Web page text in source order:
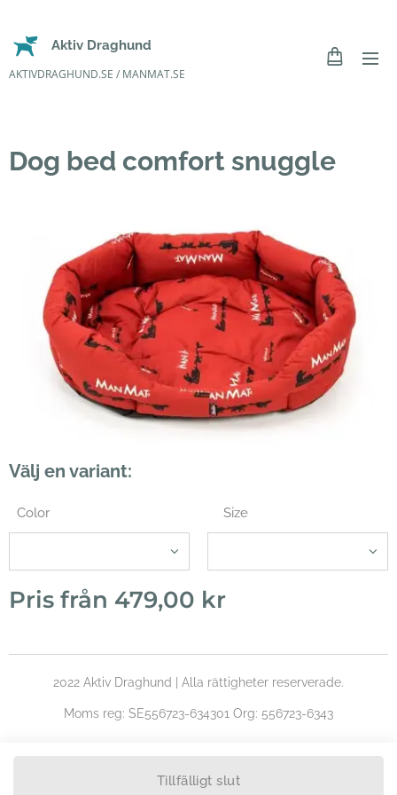
Aktiv Draghund
AKTIVDRAGHUND.SE / MANMAT.SE
Dog bed comfort snuggle
Välj en variant:
Color Size
Pris från 479,00 kr
Tillfälligt slut
2022 Aktiv Draghund | Alla rättigheter reserverade.
Moms reg: SE556723-634301 Org: 556723-6343